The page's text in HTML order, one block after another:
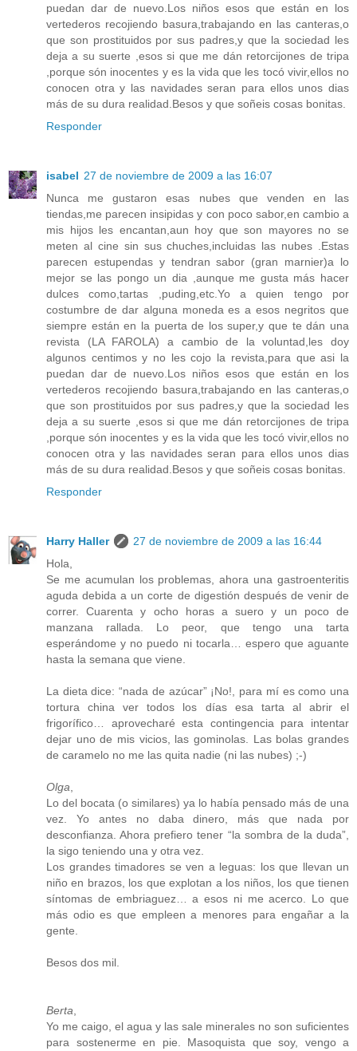
puedan dar de nuevo.Los niños esos que están en los
vertederos recojiendo basura,trabajando en las canteras,o
que son prostituidos por sus padres,y que la sociedad les
deja a su suerte ,esos si que me dán retorcijones de tripa
,porque són inocentes y es la vida que les tocó vivir,ellos no
conocen otra y las navidades seran para ellos unos dias
más de su dura realidad.Besos y que soñeis cosas bonitas.
Responder
isabel 27 de noviembre de 2009 a las 16:07
Nunca me gustaron esas nubes que venden en las
tiendas,me parecen insipidas y con poco sabor,en cambio a
mis hijos les encantan,aun hoy que son mayores no se
meten al cine sin sus chuches,incluidas las nubes .Estas
parecen estupendas y tendran sabor (gran marnier)a lo
mejor se las pongo un dia ,aunque me gusta más hacer
dulces como,tartas ,puding,etc.Yo a quien tengo por
costumbre de dar alguna moneda es a esos negritos que
siempre están en la puerta de los super,y que te dán una
revista (LA FAROLA) a cambio de la voluntad,les doy
algunos centimos y no les cojo la revista,para que asi la
puedan dar de nuevo.Los niños esos que están en los
vertederos recojiendo basura,trabajando en las canteras,o
que son prostituidos por sus padres,y que la sociedad les
deja a su suerte ,esos si que me dán retorcijones de tripa
,porque són inocentes y es la vida que les tocó vivir,ellos no
conocen otra y las navidades seran para ellos unos dias
más de su dura realidad.Besos y que soñeis cosas bonitas.
Responder
Harry Haller
27 de noviembre de 2009 a las 16:44
Hola,
Se me acumulan los problemas, ahora una gastroenteritis
aguda debida a un corte de digestión después de venir de
correr. Cuarenta y ocho horas a suero y un poco de
manzana rallada. Lo peor, que tengo una tarta
esperándome y no puedo ni tocarla… espero que aguante
hasta la semana que viene.
La dieta dice: “nada de azúcar” ¡No!, para mí es como una
tortura china ver todos los días esa tarta al abrir el
frigorífico… aprovecharé esta contingencia para intentar
dejar uno de mis vicios, las gominolas. Las bolas grandes
de caramelo no me las quita nadie (ni las nubes) ;-)
Olga,
Lo del bocata (o similares) ya lo había pensado más de una
vez. Yo antes no daba dinero, más que nada por
desconfianza. Ahora prefiero tener “la sombra de la duda”,
la sigo teniendo una y otra vez.
Los grandes timadores se ven a leguas: los que llevan un
niño en brazos, los que explotan a los niños, los que tienen
síntomas de embriaguez… a esos ni me acerco. Lo que
más odio es que empleen a menores para engañar a la
gente.
Besos dos mil.
Berta,
Yo me caigo, el agua y las sale minerales no son suficientes
para sostenerme en pie. Masoquista que soy, vengo a